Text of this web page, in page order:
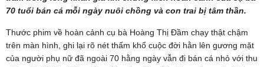
70 tuổi bán cá mỗi ngày nuôi chồng và con trai bị tâm thần.
Thước phim về hoàn cảnh cụ bà Hoàng Thị Đầm chạy thật chậm
trên màn hình, ghi lại rõ nét thấm khổ cuộc đời hằn lên gương mặt
của người phụ nữ đã ngoài 70 hằng ngày vẫn đi bán cá nhỏ với thu